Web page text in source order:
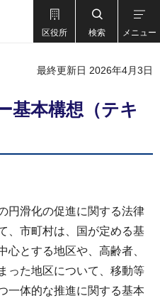
区役所 検索 メニュー
最終更新日 2026年4月3日
基本構想（テキ
円滑化の促進に関する法律
、市町村は、国が定める基
心とする地区や、高齢者、
った地区について、移動等
一体的な推進に関する基本